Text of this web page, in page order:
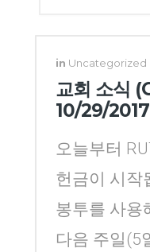
in Uncategorized
교회 소식
10/29/2017
오늘부터
헌금이 시작
봉투를 사용
다음 주일(5